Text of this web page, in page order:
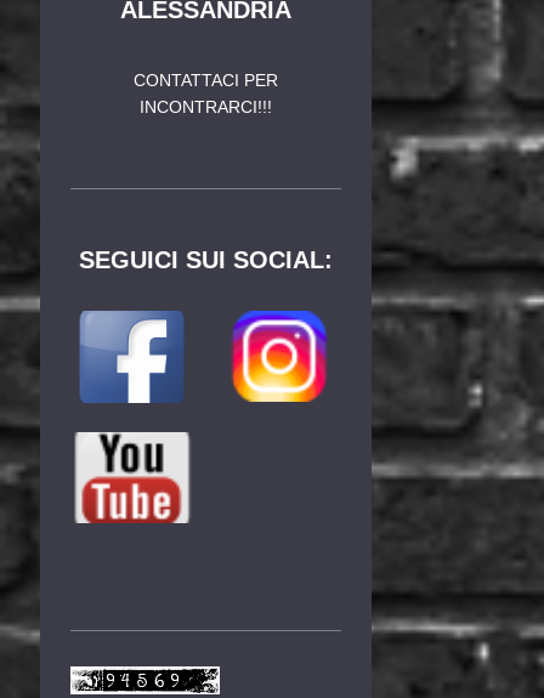
ALESSANDRIA
CONTATTACI PER
INCONTRARCI!!!
SEGUICI SUI SOCIAL: